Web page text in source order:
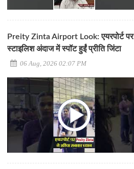
Preity Zinta Airport Look: एयरपोर्ट पर
स्टाइलिश अंदाज में स्पॉट हुईं प्रीति जिंटा
06 Aug, 2026 02:07 PM